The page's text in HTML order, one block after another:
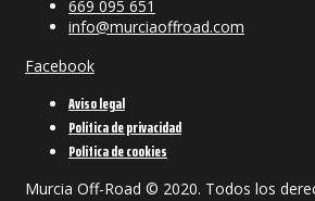
669 095 651
info@murciaoffroad.com
Facebook
Aviso legal
Política de privacidad
Política de cookies
Murcia Off-Road © 2020. Todos los